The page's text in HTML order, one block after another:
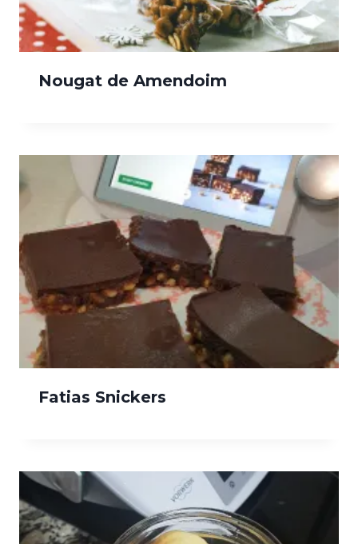
Nougat de Amendoim
Fatias Snickers